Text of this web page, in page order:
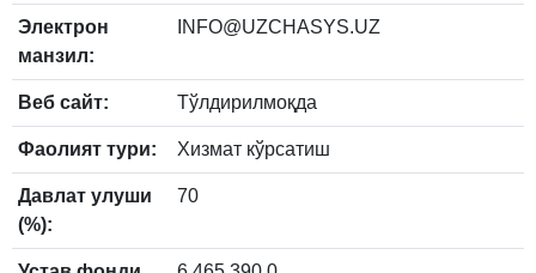
Электрон
манзил:
INFO@UZCHASYS.UZ
Веб сайт: Тўлдирилмоқда
Фаолият тури: Хизмат кўрсатиш
Давлат улуши
(%):
70